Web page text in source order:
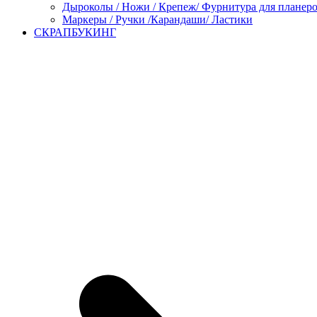
Дыроколы / Ножи / Крепеж/ Фурнитура для
Маркеры / Ручки /Карандаши/ Ластики
СКРАПБУКИНГ